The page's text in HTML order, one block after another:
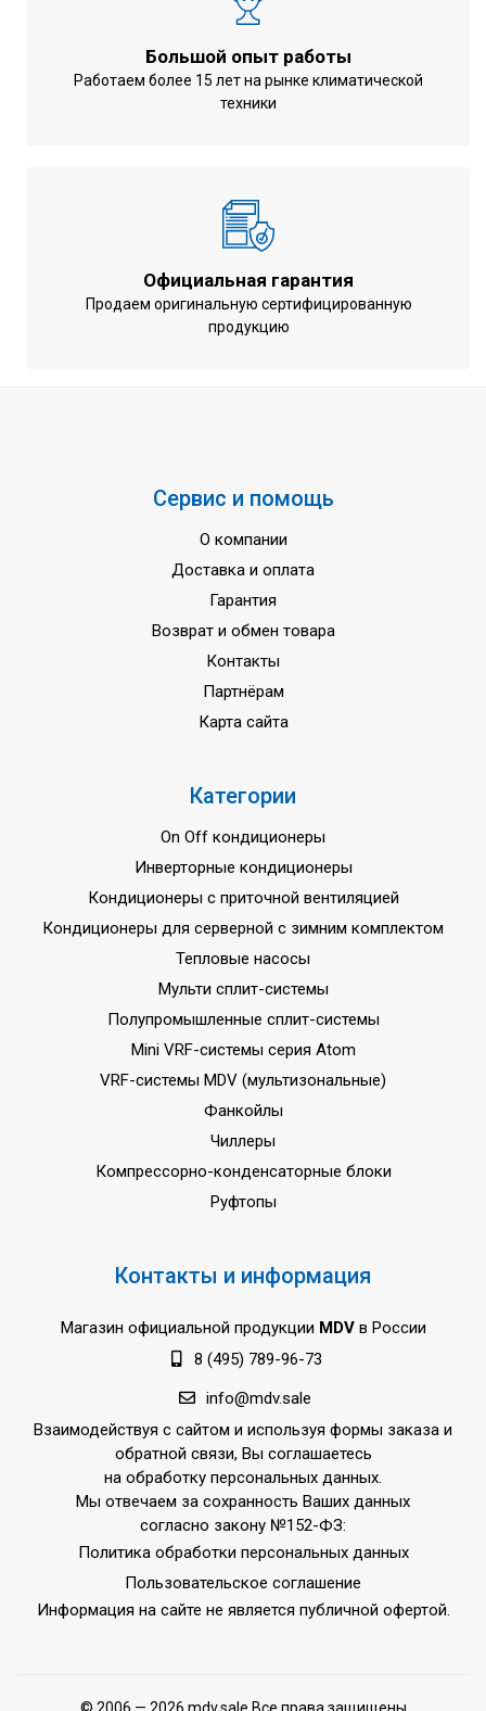
Большой опыт работы
Работаем более 15 лет на рынке климатической
техники
Официальная гарантия
Продаем оригинальную сертифицированную
продукцию
Сервис и помощь
О компании
Доставка и оплата
Гарантия
Возврат и обмен товара
Контакты
Партнёрам
Карта сайта
Категории
On Off кондиционеры
Инверторные кондиционеры
Кондиционеры с приточной вентиляцией
Кондиционеры для серверной с зимним комплектом
Тепловые насосы
Мульти сплит-системы
Полупромышленные сплит-системы
Mini VRF-системы серия Atom
VRF-системы MDV (мультизональные)
Фанкойлы
Чиллеры
Компрессорно-конденсаторные блоки
Руфтопы
Контакты и информация
Магазин официальной продукции MDVв России
8 (495) 789-96-73
info@mdv.sale
Взаимодействуя с сайтом и используя формы заказа и
обратной связи, Вы соглашаетесь
на обработку персональных данных.
Мы отвечаем за сохранность Ваших данных
согласно закону №152-ФЗ:
Политика обработки персональных данных
Пользовательское соглашение
Информация на сайте не является публичной офертой.